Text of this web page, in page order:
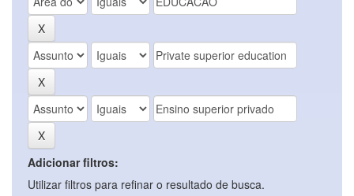
Adicionar filtros:
Utilizar filtros para refinar o resultado de busca.